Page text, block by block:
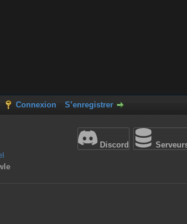
Connexion S’enregistrer
Discord